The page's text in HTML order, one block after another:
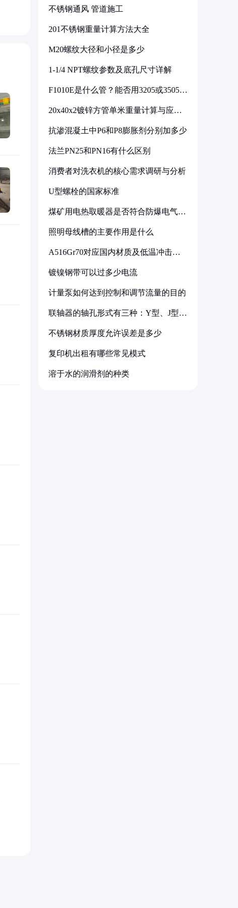
不锈钢通风 管道施工
201不锈钢重量计算方法大全
M20螺纹大径和小径是多少
1-1/4 NPT螺纹参数及底孔尺寸详解
F1010E是什么管？能否用3205或3505代
20x40x2镀锌方管单米重量计算与应用
抗渗混凝土中P6和P8膨胀剂分别加多少
法兰PN25和PN16有什么区别
消费者对洗衣机的核心需求调研与分析
U型螺栓的国家标准
煤矿用电热取暖器是否符合防爆电气设
照明母线槽的主要作用是什么
A516Gr70对应国内材质及低温冲击要
镀镍钢带可以过多少电流
计量泵如何达到控制和调节流量的目的
联轴器的轴孔形式有三种：Y型、J型、
不锈钢材质厚度允许误差是多少
复印机出租有哪些常见模式
溶于水的润滑剂的种类